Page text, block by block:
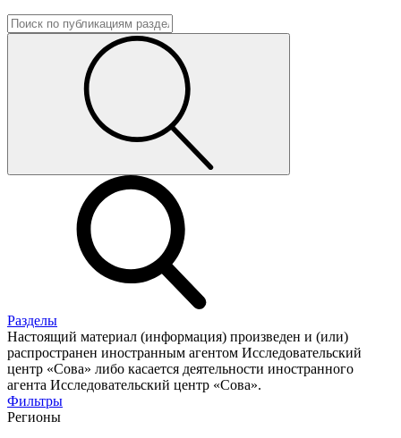
Разделы
Настоящий материал (информация) произведен и (или)
распространен иностранным агентом Исследовательский
центр «Сова» либо касается деятельности иностранного
агента Исследовательский центр «Сова».
Фильтры
Регионы